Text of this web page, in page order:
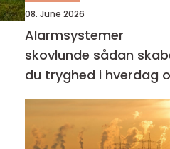
08. June 2026
Alarmsystemer
skovlunde sådan skaber
du tryghed i hverdag
erhverv